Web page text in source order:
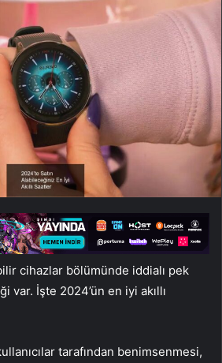
cihazlar bölümünde iddialı pek
var. İşte 2024’ün en iyi akıllı
tarafından benimsenmesi,